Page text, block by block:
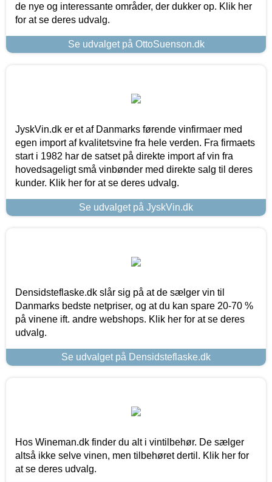
de nye og interessante områder, der dukker op. Klik her
for at se deres udvalg.
Se udvalget på OttoSuenson.dk
JyskVin.dk er et af Danmarks førende vinfirmaer med
egen import af kvalitetsvine fra hele verden. Fra firmaets
start i 1982 har de satset på direkte import af vin fra
hovedsageligt små vinbønder med direkte salg til deres
kunder. Klik her for at se deres udvalg.
Se udvalget på JyskVin.dk
Densidsteflaske.dk slår sig på at de sælger vin til
Danmarks bedste netpriser, og at du kan spare 20-70 %
på vinene ift. andre webshops. Klik her for at se deres
udvalg.
Se udvalget på Densidsteflaske.dk
Hos Wineman.dk finder du alt i vintilbehør. De sælger
altså ikke selve vinen, men tilbehøret dertil. Klik her for
at se deres udvalg.